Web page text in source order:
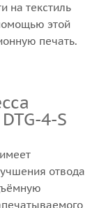
на текстиль
этой
печать.
4-S
отвода